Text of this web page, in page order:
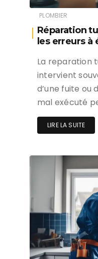
PLOMBIER
Réparation
les erreurs à
La reparation
intervient
d’une fuite ou
mal exécuté
LIRE LA SUITE